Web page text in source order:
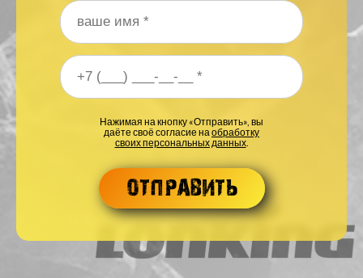
Ваше имя*
Ваш номер телефона*
Нажимая на кнопку «Отправить», вы
даёте своё согласие наобработку
своих персональных данных.